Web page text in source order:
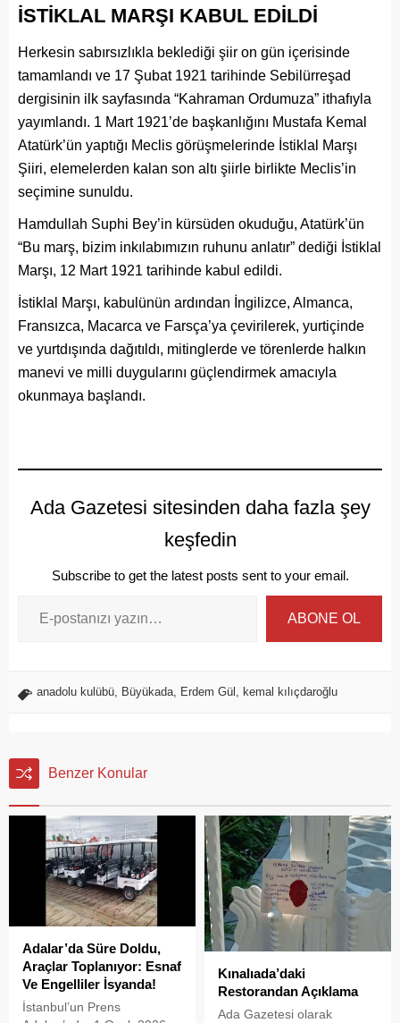
İSTİKLAL MARŞI KABUL EDİLDİ
Herkesin sabırsızlıkla beklediği şiir on gün içerisinde
tamamlandı ve 17 Şubat 1921 tarihinde Sebilürreşad
dergisinin ilk sayfasında “Kahraman Ordumuza” ithafıyla
yayımlandı. 1 Mart 1921’de başkanlığını Mustafa Kemal
Atatürk’ün yaptığı Meclis görüşmelerinde İstiklal Marşı
Şiiri, elemelerden kalan son altı şiirle birlikte Meclis’in
seçimine sunuldu.
Hamdullah Suphi Bey’in kürsüden okuduğu, Atatürk’ün
“Bu marş, bizim inkılabımızın ruhunu anlatır” dediği İstiklal
Marşı, 12 Mart 1921 tarihinde kabul edildi.
İstiklal Marşı, kabulünün ardından İngilizce, Almanca,
Fransızca, Macarca ve Farsça’ya çevirilerek, yurtiçinde
ve yurtdışında dağıtıldı, mitinglerde ve törenlerde halkın
manevi ve milli duygularını güçlendirmek amacıyla
okunmaya başlandı.
Ada Gazetesi sitesinden daha fazla şey
keşfedin
Subscribe to get the latest posts sent to your email.
ABONE OL
anadolu kulübü Büyükada Erdem Gül kemal kılıçdaroğlu
Benzer Konular
Adalar’da Süre Doldu,
Araçlar Toplanıyor: Esnaf
Ve Engelliler İsyanda!
İstanbul’un Prens
Kınalıada’daki
Restorandan Açıklama
Ada Gazetesi olarak